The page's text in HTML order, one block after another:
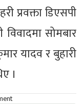
प्रवक्ता डिएसपी
सोमबार
यादव र बुहारी
।